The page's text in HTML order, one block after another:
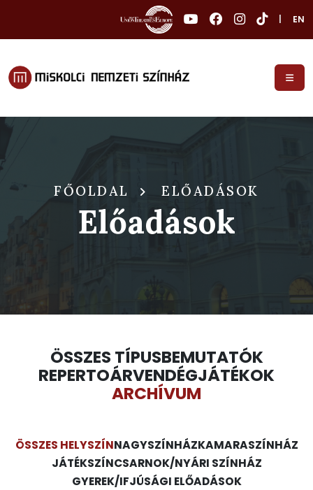
EN
FŐOLDAL ELŐADÁSOK
Előadások
ÖSSZES TÍPUSBEMUTATÓK
REPERTOÁRVENDÉGJÁTÉKOK
ARCHÍVUM
ÖSSZES HELYSZÍNNAGYSZÍNHÁZKAMARASZÍNHÁZ
JÁTÉKSZÍNCSARNOK/NYÁRI SZÍNHÁZ
GYEREK/IFJÚSÁGI ELŐADÁSOK